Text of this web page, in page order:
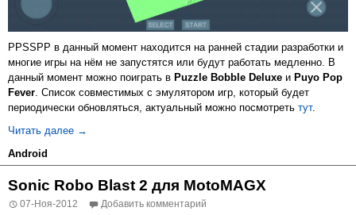
PPSSPP в данный момент находится на ранней стадии разработки и
многие игры на нём не запустятся или будут работать медленно. В
данный момент можно поиграть в Puzzle Bobble Deluxe и Puyo Pop
Fever. Список совместимых с эмулятором игр, который будет
периодически обновляться, актуальный можно посмотреть тут.
Читать далее PPSSPP — эмулятор PlayStation Portable для Android
→
Android
Sonic Robo Blast 2 для MotoMAGX
07-Ноя-2012 Добавить комментарий